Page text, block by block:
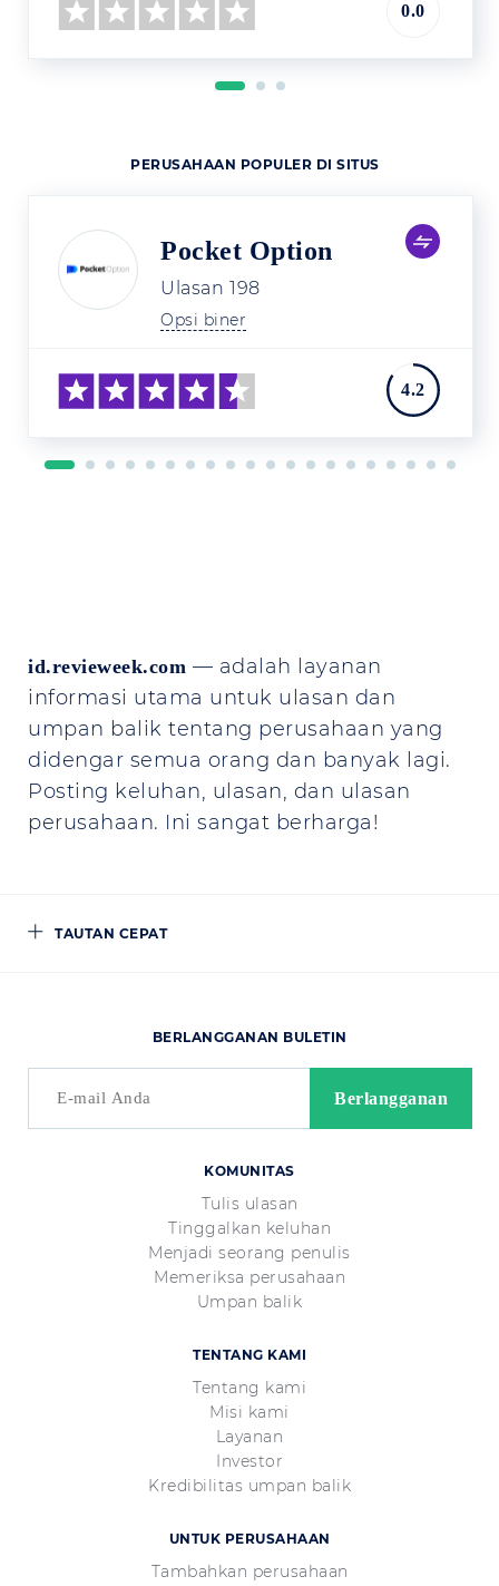
0.0
PERUSAHAAN POPULER DI SITUS
Pocket Option
Ulasan 198
Opsi biner
4.2
id.revieweek.com — adalah layanan
informasi utama untuk ulasan dan
umpan balik tentang perusahaan yang
didengar semua orang dan banyak lagi.
Posting keluhan, ulasan, dan ulasan
perusahaan. Ini sangat berharga!
TAUTAN CEPAT
KOMUNITAS
Tulis ulasan
Tinggalkan keluhan
Menjadi seorang penulis
Memeriksa perusahaan
Umpan balik
TENTANG KAMI
Tentang kami
Misi kami
Layanan
Investor
Kredibilitas umpan balik
UNTUK PERUSAHAAN
Tambahkan perusahaan
BERLANGGANAN BULETIN